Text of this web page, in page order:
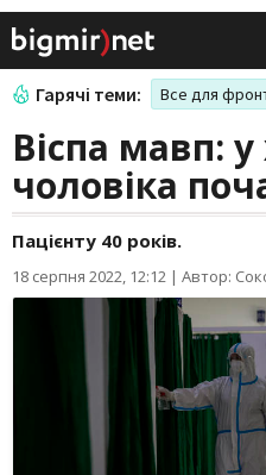
Гарячі теми: Все для
Віспа мавп: у
чоловіка
Пацієнту 40 років.
18 серпня 2022, 12:12 | Автор: